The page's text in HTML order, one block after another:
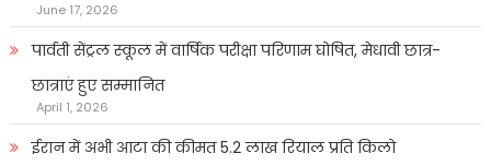
June 17, 2026
पार्वती सेंट्रल स्कूल में वार्षिक परीक्षा परिणाम घोषित, मेधावी छात्र-
छात्राएं हुए सम्मानित
April 1, 2026
ईरान में अभी आटा की कीमत 5.2 लाख रियाल प्रति किलो